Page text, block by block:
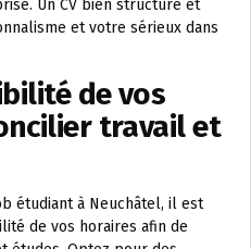
Un CV bien structuré et
et votre sérieux dans
de vos
travail et
étudiant à Neuchâtel, il est
de vos horaires afin de